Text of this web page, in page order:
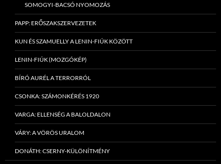
SOMOGYI-BACSÓ NYOMOZÁS
PAPP: ERŐSZAKSZERVEZETEK
KUN ÉS SZAMUELLY A LENIN-FIÚK KÖZÖTT
LENIN-FIÚK (MOZGÓKÉP)
BÍRÓ AURÉL A TERRORRÓL
CSONKA: SZÁMONKÉRÉS 1920
VARGA: ELLENSÉG A BALOLDALON
VÁRY: A VÖRÖS URALOM
DONÁTH: CSERNY-KÜLÖNÍTMÉNY